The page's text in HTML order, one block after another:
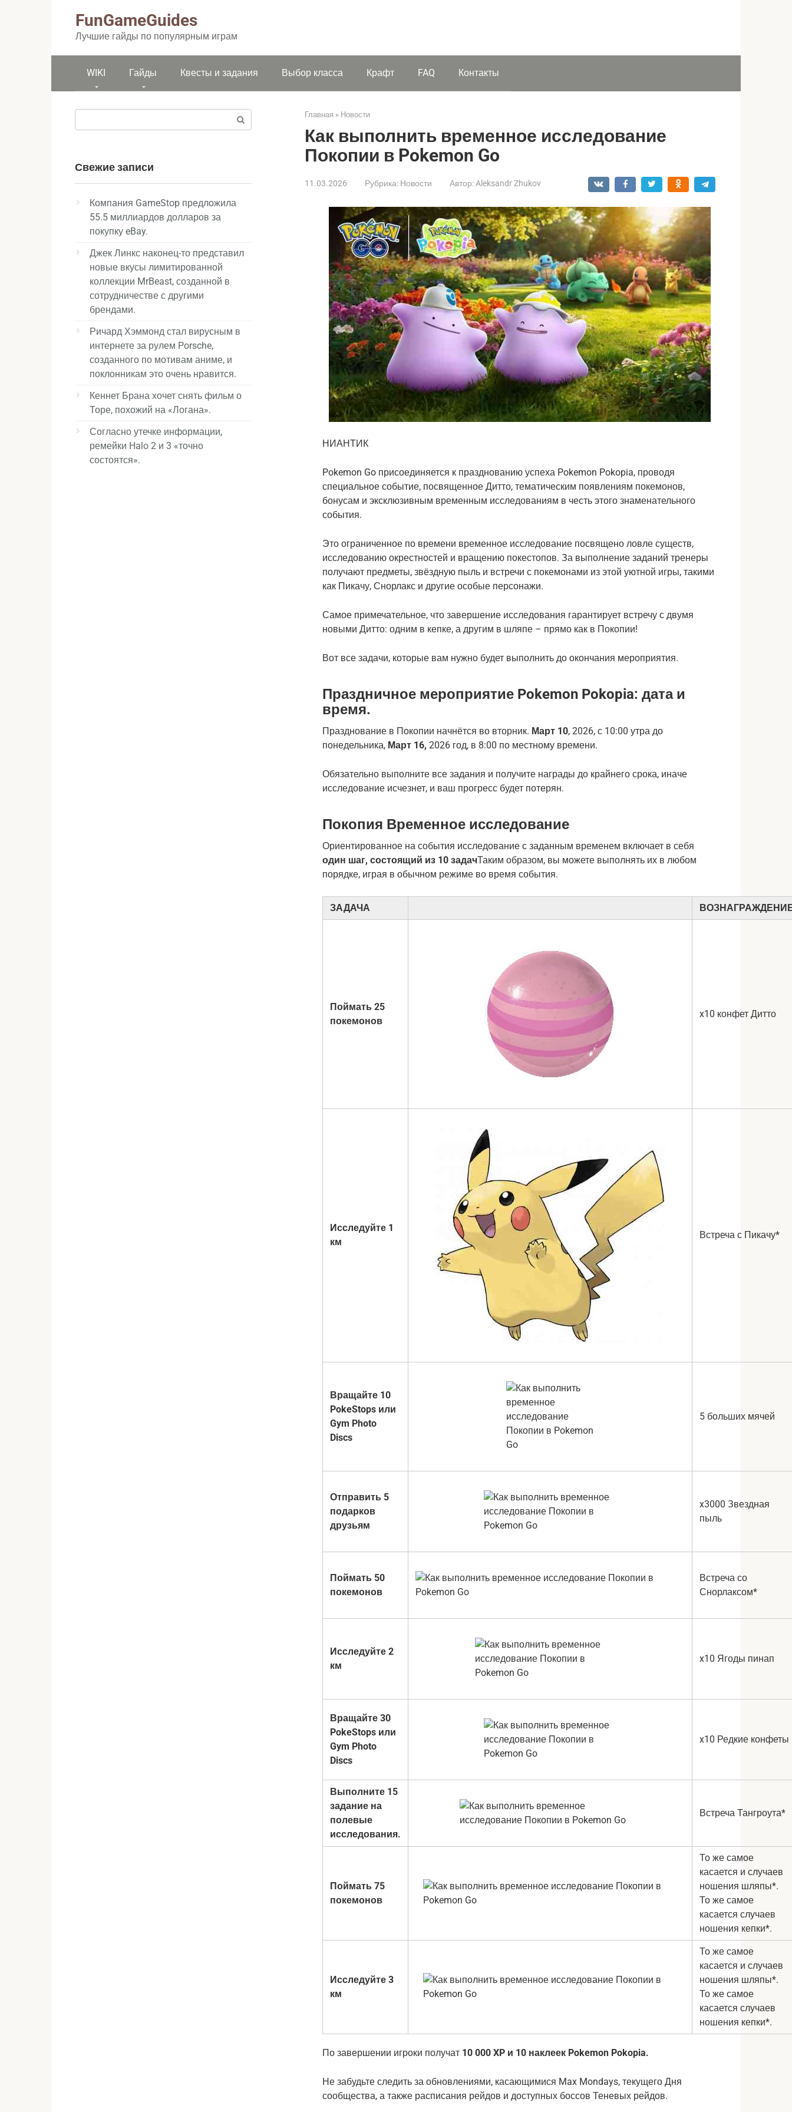
FunGameGuides
Лучшие гайды по популярным играм
WIKI Гайды Квесты и задания Выбор класса Крафт FAQ Контакты
Главная » Новости
Как выполнить временное исследование
Покопии в Pokemon Go
11.03.2026 Рубрика: Новости Автор: Aleksandr Zhukov
НИАНТИК
Pokemon Go присоединяется к празднованию успеха Pokemon Pokopia, проводя
специальное событие, посвященное Дитто, тематическим появлениям покемонов,
бонусам и эксклюзивным временным исследованиям в честь этого знаменательного
события.
Это ограниченное по времени временное исследование посвящено ловле существ,
исследованию окрестностей и вращению покестопов. За выполнение заданий тренеры
получают предметы, звёздную пыль и встречи с покемонами из этой уютной игры, такими
как Пикачу, Снорлакс и другие особые персонажи.
Самое примечательное, что завершение исследования гарантирует встречу с двумя
новыми Дитто: одним в кепке, а другим в шляпе – прямо как в Покопии!
Вот все задачи, которые вам нужно будет выполнить до окончания мероприятия.
Праздничное мероприятие Pokemon Pokopia: дата и
время.
Празднование в Покопии начнётся во вторник. Март 10, 2026, с 10:00 утра до
понедельника, Март 16, 2026 год, в 8:00 по местному времени.
Обязательно выполните все задания и получите награды до крайнего срока, иначе
исследование исчезнет, ​​и ваш прогресс будет потерян.
Покопия Временное исследование
Ориентированное на события исследование с заданным временем включает в себя
один шаг, состоящий из 10 задачТаким образом, вы можете выполнять их в любом
порядке, играя в обычном режиме во время события.
ЗАДАЧА
Поймать 25
покемонов
x10 конфет Дитто
Исследуйте 1
км
Встреча с Пикачу*
Вращайте 10
PokeStops или
Gym Photo
Discs
5 больших мячей
Отправить 5
подарков
друзьям
x3000 Звездная
пыль
Поймать 50
покемонов
Встреча со
Снорлаксом*
Исследуйте 2
км
x10 Ягоды пинап
Вращайте 30
PokeStops или
Gym Photo
Discs
x10 Редкие конфеты
Выполните 15
задание на
полевые
исследования.
Встреча Тангроута*
Поймать 75
покемонов
То же самое
касается и случаев
ношения шляпы*.
То же самое
касается случаев
ношения кепки*.
Исследуйте 3
км
То же самое
касается и случаев
ношения шляпы*.
То же самое
касается случаев
ношения кепки*.
По завершении игроки получат 10 000 XP и 10 наклеек Pokemon Pokopia.
Не забудьте следить за обновлениями, касающимися Max Mondays, текущего Дня
сообщества, а также расписания рейдов и доступных боссов Теневых рейдов.
Свежие записи
Компания GameStop предложила
55.5 миллиардов долларов за
покупку eBay.
Джек Линкс наконец-то представил
новые вкусы лимитированной
коллекции MrBeast, созданной в
сотрудничестве с другими
брендами.
Ричард Хэммонд стал вирусным в
интернете за рулем Porsche,
созданного по мотивам аниме, и
поклонникам это очень нравится.
Кеннет Брана хочет снять фильм о
Торе, похожий на «Логана».
Согласно утечке информации,
ремейки Halo 2 и 3 «точно
состоятся».